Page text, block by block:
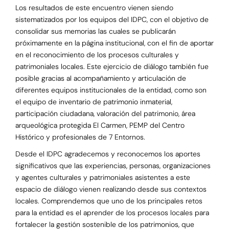
Los resultados de este encuentro vienen siendo
sistematizados por los equipos del IDPC, con el objetivo de
consolidar sus memorias las cuales se publicarán
próximamente en la página institucional, con el fin de aportar
en el reconocimiento de los procesos culturales y
patrimoniales locales. Este ejercicio de diálogo también fue
posible gracias al acompañamiento y articulación de
diferentes equipos institucionales de la entidad, como son
el equipo de inventario de patrimonio inmaterial,
participación ciudadana, valoración del patrimonio, área
arqueológica protegida El Carmen, PEMP del Centro
Histórico y profesionales de 7 Entornos.
Desde el IDPC agradecemos y reconocemos los aportes
significativos que las experiencias, personas, organizaciones
y agentes culturales y patrimoniales asistentes a este
espacio de diálogo vienen realizando desde sus contextos
locales. Comprendemos que uno de los principales retos
para la entidad es el aprender de los procesos locales para
fortalecer la gestión sostenible de los patrimonios, que